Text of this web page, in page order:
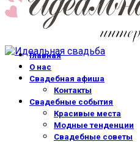
Главная
О нас
Свадебная афиша
Контакты
Свадебные события
Красивые места
Модные тенденции
Свадебные советы